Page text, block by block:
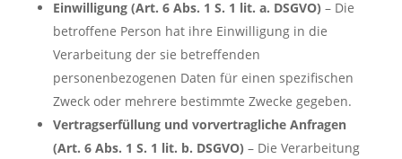
Einwilligung (Art. 6 Abs. 1 S. 1 lit. a. DSGVO) – Die
betroffene Person hat ihre Einwilligung in die
Verarbeitung der sie betreffenden
personenbezogenen Daten für einen spezifischen
Zweck oder mehrere bestimmte Zwecke gegeben.
Vertragserfüllung und vorvertragliche Anfragen
(Art. 6 Abs. 1 S. 1 lit. b. DSGVO) – Die Verarbeitung